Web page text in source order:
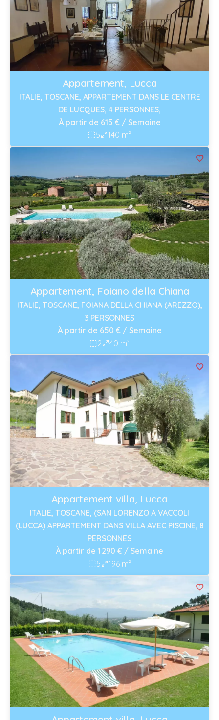
Appartement, Lucca
ITALIE, TOSCANE, APPARTEMENT DANS LE CENTRE
DE LUCQUES, 4 PERSONNES,
À partir de 615 € / Semaine
5
140 m²
Appartement, Foiano della Chiana
ITALIE, TOSCANE, FOIANA DELLA CHIANA (AREZZO),
3 PERSONNES
À partir de 650 € / Semaine
2
40 m²
Appartement villa, Lucca
ITALIE, TOSCANE, (SAN LORENZO A VACCOLI
(LUCCA) APPARTEMENT DANS VILLA AVEC PISCINE, 8
PERSONNES
À partir de 1 290 € / Semaine
5
196 m²